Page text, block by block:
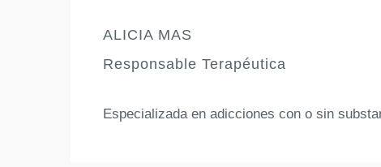
ALICIA MAS
Responsable Terapéutica
Especializada en adicciones con o sin